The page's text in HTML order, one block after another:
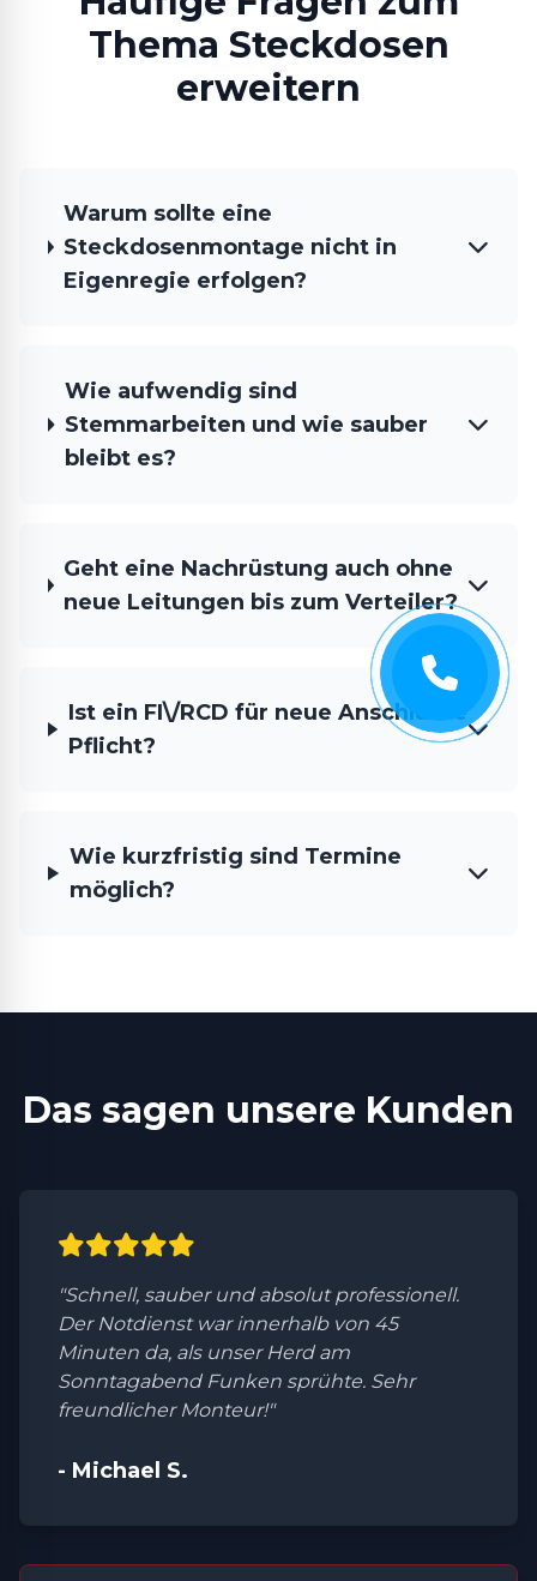
Thema Steckdosen
erweitern
Warum sollte eine
Steckdosenmontage nicht in
Eigenregie erfolgen?
Wie aufwendig sind
Stemmarbeiten und wie sauber
bleibt es?
Geht eine Nachrüstung auch ohne
neue Leitungen bis zum Verteiler?
Ist ein FI\/RCD für neue Anschlüsse
Pflicht?
Wie kurzfristig sind Termine
möglich?
Das sagen unsere Kunden
"Schnell, sauber und absolut professionell.
Der Notdienst war innerhalb von 45
Minuten da, als unser Herd am
Sonntagabend Funken sprühte. Sehr
freundlicher Monteur!"
- Michael S.